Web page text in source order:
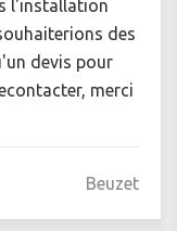
l'installation
des
devis pour
merci
Beuzet